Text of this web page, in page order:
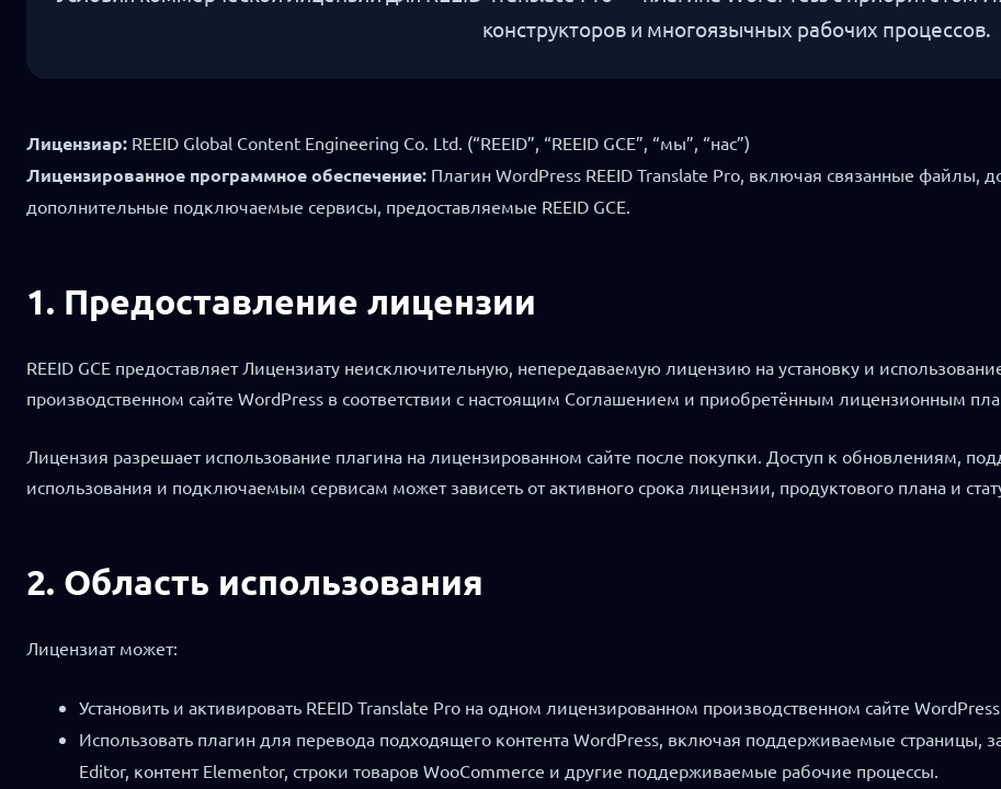
конструкторов и многоязычных рабочих процессов.
Лицензиар: REEID Global Content Engineering Co. Ltd. (“REEID”, “REEID GCE”, “мы”, “нас”)
Лицензированное программное обеспечение: Плагин WordPress REEID Translate Pro, включая связанные файлы,
дополнительные подключаемые сервисы, предоставляемые REEID GCE.
1. Предоставление лицензии
REEID GCE предоставляет Лицензиату неисключительную, непередаваемую лицензию на установку и
производственном сайте WordPress в соответствии с настоящим Соглашением и приобретённым лицензионным
Лицензия разрешает использование плагина на лицензированном сайте после покупки. Доступ к обновлениям,
использования и подключаемым сервисам может зависеть от активного срока лицензии, продуктового плана и
2. Область использования
Лицензиат может:
Установить и активировать REEID Translate Pro на одном лицензированном производственном сайте WordPress.
Использовать плагин для перевода подходящего контента WordPress, включая поддерживаемые страницы,
Editor, контент Elementor, строки товаров WooCommerce и другие поддерживаемые рабочие процессы.